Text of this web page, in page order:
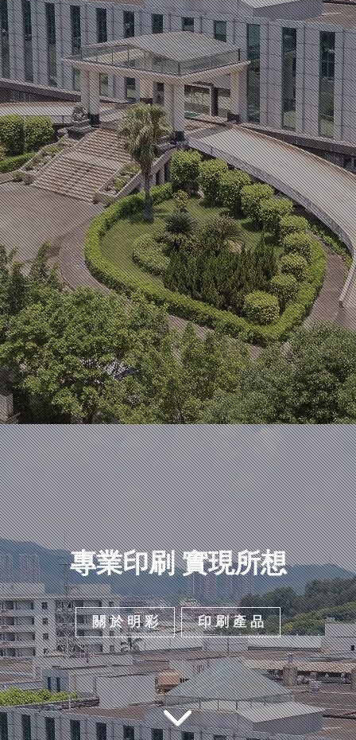
專業印刷 實現所想
關 於 明 彩 印 刷 產 品